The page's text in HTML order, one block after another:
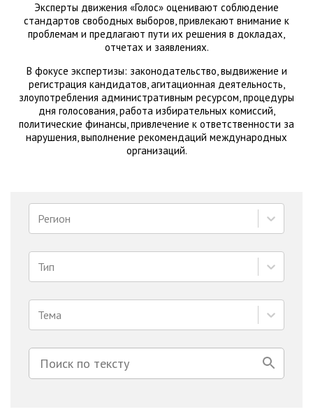
Эксперты движения «Голос» оценивают соблюдение
стандартов свободных выборов, привлекают внимание к
проблемам и предлагают пути их решения в докладах,
отчетах и заявлениях.
В фокусе экспертизы: законодательство, выдвижение и
регистрация кандидатов, агитационная деятельность,
злоупотребления административным ресурсом, процедуры
дня голосования, работа избирательных комиссий,
политические финансы, привлечение к ответственности за
нарушения, выполнение рекомендаций международных
организаций.
Регион
Тип
Тема